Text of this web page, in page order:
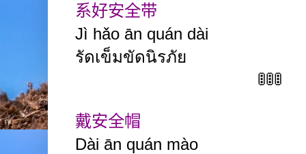
系好安全带
Jì hǎo ān quán dài
รัดเข็มขัดนิรภัย
🚦🚦🚦
戴安全帽
Dài ān quán mào